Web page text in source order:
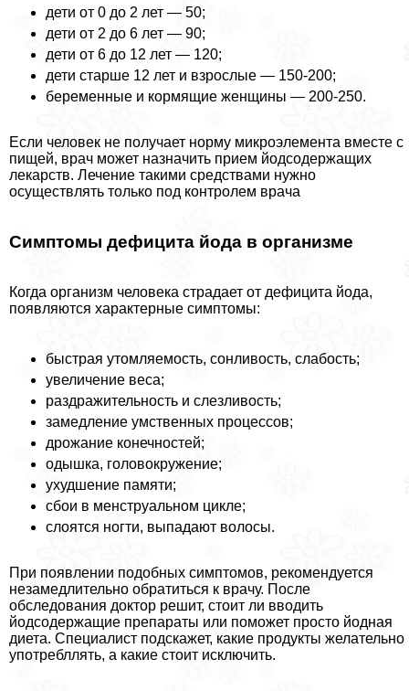
дети от 0 до 2 лет — 50;
дети от 2 до 6 лет — 90;
дети от 6 до 12 лет — 120;
дети старше 12 лет и взрослые — 150-200;
беременные и кормящие женщины — 200-250.
Если человек не получает норму микроэлемента вместе с
пищей, врач может назначить прием йодсодержащих
лекарств. Лечение такими средствами нужно
осуществлять только под контролем врача
Симптомы дефицита йода в организме
Когда организм человека страдает от дефицита йода,
появляются хаpaктерные симптомы:
быстрая утомляемость, сонливость, слабость;
увеличение веса;
раздражительность и слезливость;
замедление умственных процессов;
дрожание конечностей;
одышка, головокружение;
ухудшение памяти;
сбои в мeнcтpуальном цикле;
слоятся ногти, выпадают волосы.
При появлении подобных симптомов, рекомендуется
незамедлительно обратиться к врачу. После
обследования доктор решит, стоит ли вводить
йодсодержащие препараты или поможет просто йодная
диета. Специалист подскажет, какие продукты желательно
употрeбллять, а какие стоит исключить.